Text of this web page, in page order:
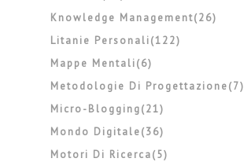
Knowledge Management(26)
Litanie Personali(122)
Mappe Mentali(6)
Metodologie Di Progettazione(7)
Micro-Blogging(21)
Mondo Digitale(36)
Motori Di Ricerca(5)